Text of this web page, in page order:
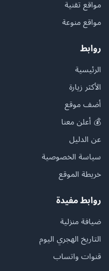
مواقع تقنية
مواقع منوعة
روابط
الرئيسية
الأكثر زيارة
أضف موقع
💰 أعلن معنا
عن الدليل
سياسة الخصوصية
خريطة الموقع
روابط مفيدة
ضيافة منزلية
التاريخ الهجري اليوم
قنوات واتساب